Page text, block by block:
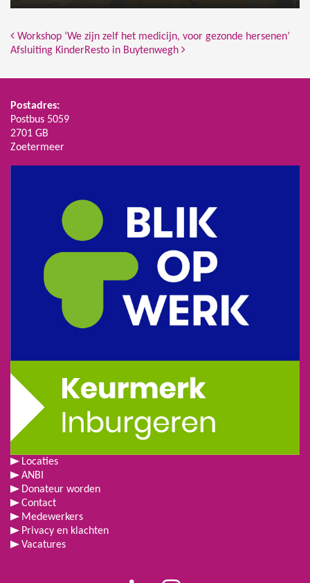
Bericht Navigatie
Workshop ‘We zijn zelf het medicijn, voor gezonde hersenen’
Afsluiting KinderResto in Buytenwegh
Postadres:
Postbus 5059
2701 GB
Zoetermeer
Locaties
ANBI
Donateur worden
Contact
Medewerkers
Privacy en klachten
Vacatures